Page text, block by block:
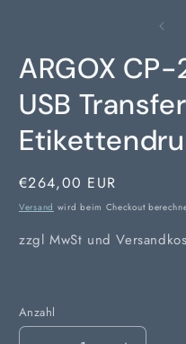
ARGOX CP-
USB
Normaler
Preis
€264,00 EUR
Versand wird beim Checkout
zzgl MwSt und
Anzahl
Anzahl